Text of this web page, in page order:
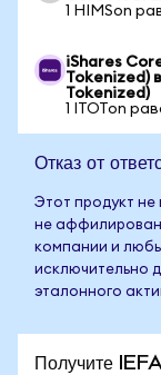
1 HIMSon
iShares
Tokenized)
Tokenized)
1 ITOTon
Отказ от
Этот продукт
не аффилирован
компании и
исключительно
эталонного
Получите